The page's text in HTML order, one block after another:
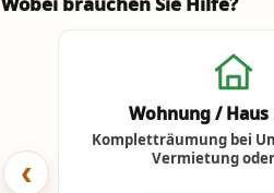
‹
Wohnung /
Kompletträumung bei
Vermietung